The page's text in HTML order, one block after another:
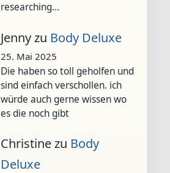
researching…
Jennyzu Body Deluxe
25. Mai 2025
Die haben so toll geholfen und
sind einfach verschollen. ich
würde auch gerne wissen wo
es die noch gibt
Christinezu Body
Deluxe